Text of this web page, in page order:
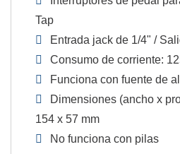
Tap
Entrada jack de 1/4" /
Consumo de corriente:
Funciona con fuente de
Dimensiones (ancho x
154 x 57 mm
No funciona con pilas